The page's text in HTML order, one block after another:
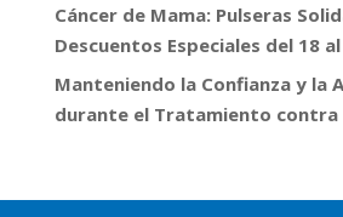
Cáncer de Mama: Pulseras
Descuentos Especiales del 18
Manteniendo la Confianza y la
durante el Tratamiento contra